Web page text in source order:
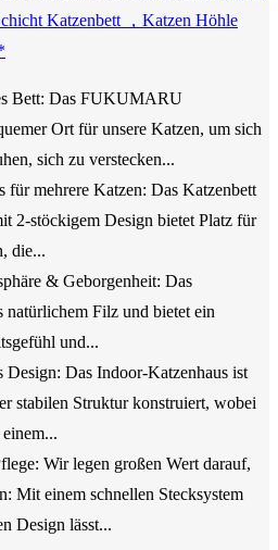
Katzenbett ，Katzen Höhle
Bett: Das FUKUMARU
Ort für unsere Katzen, um sich
sich zu verstecken...
für mehrere Katzen: Das Katzenbett
2-stöckigem Design bietet Platz für
die...
& Geborgenheit: Das
natürlichem Filz und bietet ein
und...
Design: Das Indoor-Katzenhaus ist
stabilen Struktur konstruiert, wobei
Wir legen großen Wert darauf,
Mit einem schnellen Stecksystem
Design lässt...